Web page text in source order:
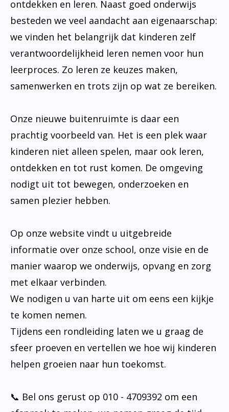
ontdekken en leren. Naast goed onderwijs
besteden we veel aandacht aan eigenaarschap:
we vinden het belangrijk dat kinderen zelf
verantwoordelijkheid leren nemen voor hun
leerproces. Zo leren ze keuzes maken,
samenwerken en trots zijn op wat ze bereiken.
Onze nieuwe buitenruimte is daar een
prachtig voorbeeld van. Het is een plek waar
kinderen niet alleen spelen, maar ook leren,
ontdekken en tot rust komen. De omgeving
nodigt uit tot bewegen, onderzoeken en
samen plezier hebben.
Op onze website vindt u uitgebreide
informatie over onze school, onze visie en de
manier waarop we onderwijs, opvang en zorg
met elkaar verbinden.
We nodigen u van harte uit om eens een kijkje
te komen nemen.
Tijdens een rondleiding laten we u graag de
sfeer proeven en vertellen we hoe wij kinderen
helpen groeien naar hun toekomst.
📞 Bel ons gerust op 010 - 4709392 om een